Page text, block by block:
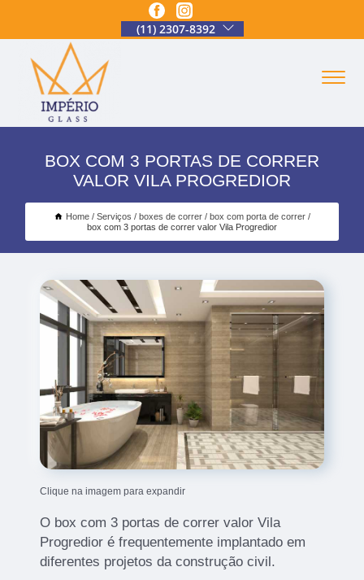
(11) 2307-8392
BOX COM 3 PORTAS DE CORRER
VALOR VILA PROGREDIOR
Home Serviços boxes de correr
box com porta de correr
box com 3 portas de correr valor Vila Progredior
Clique na imagem para expandir
O box com 3 portas de correr valor Vila
Progredior é frequentemente implantado em
diferentes projetos da construção civil.